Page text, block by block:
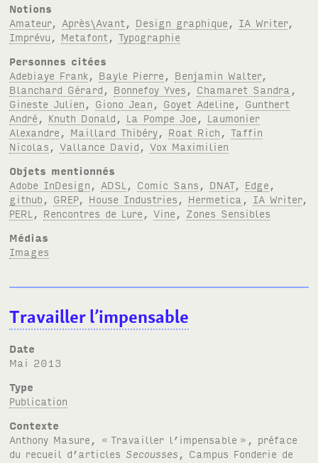
Notions
Amateur, Après\Avant Design graphique IA Writer,
Imprévu
Metafont ,Typographie
Personnes citées
Adebiaye Frank
Bayle Pierre Benjamin Walter,
Blanchard Gérard
Bonnefoy Yves Chamaret Sandra
Gineste Julien
Giono Jean Goyet Adeline
Gunthert
André
Knuth Donald La Pompe Joe
Laumonier
Alexandre
Maillard Thibéry Roat Rich ,Taffin
Nicolas ,Vallance David ,Vox Maximilien
Objets mentionnés
Adobe InDesign
ADSL Comic Sans DNAT, Edge
github
GREP, House Industries Hermetica IA Writer,
PERL
Rencontres de Lure ,Vine
Zones Sensibles
Médias
Images
Travailler l’impensable
Date
mai 2013
Type
Publication
Contexte
Anthony Masure, « Travailler l’impensable », préface
du recueil d’articles Secousses , Campus Fonderie de